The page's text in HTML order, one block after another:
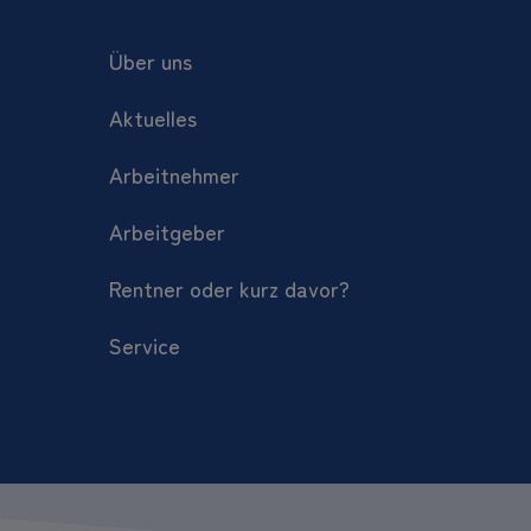
Über uns
Aktuelles
Arbeitnehmer
Arbeitgeber
Rentner oder kurz davor?
Service